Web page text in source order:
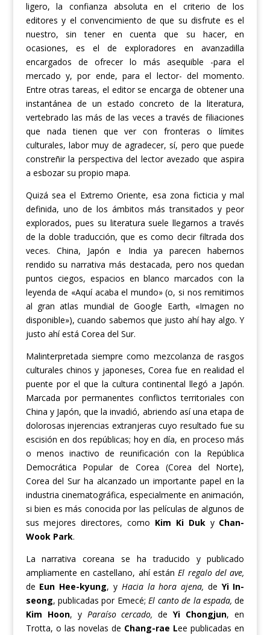
ligero, la confianza absoluta en el criterio de los
editores y el convencimiento de que su disfrute es el
nuestro, sin tener en cuenta que su hacer, en
ocasiones, es el de exploradores en avanzadilla
encargados de ofrecer lo más asequible -para el
mercado y, por ende, para el lector- del momento.
Entre otras tareas, el editor se encarga de obtener una
instantánea de un estado concreto de la literatura,
vertebrado las más de las veces a través de filiaciones
que nada tienen que ver con fronteras o límites
culturales, labor muy de agradecer, sí, pero que puede
constreñir la perspectiva del lector avezado que aspira
a esbozar su propio mapa.
Quizá sea el Extremo Oriente, esa zona ficticia y mal
definida, uno de los ámbitos más transitados y peor
explorados, pues su literatura suele llegarnos a través
de la doble traducción, que es como decir filtrada dos
veces. China, Japón e India ya parecen habernos
rendido su narrativa más destacada, pero nos quedan
puntos ciegos, espacios en blanco marcados con la
leyenda de «Aquí acaba el mundo» (o, si nos remitimos
al gran atlas mundial de Google Earth, «Imagen no
disponible»), cuando sabemos que justo ahí hay algo. Y
justo ahí está Corea del Sur.
Malinterpretada siempre como mezcolanza de rasgos
culturales chinos y japoneses, Corea fue en realidad el
puente por el que la cultura continental llegó a Japón.
Marcada por permanentes conflictos territoriales con
China y Japón, que la invadió, abriendo así una etapa de
dolorosas injerencias extranjeras cuyo resultado fue su
escisión en dos repúblicas; hoy en día, en proceso más
o menos inactivo de reunificación con la República
Democrática Popular de Corea (Corea del Norte),
Corea del Sur ha alcanzado un importante papel en la
industria cinematográfica, especialmente en animación,
si bien es más conocida por las películas de algunos de
sus mejores directores, como Kim Ki Duky Chan-
Wook Park.
La narrativa coreana se ha traducido y publicado
ampliamente en castellano, ahí estánEl regalo del ave,
de Eun Hee-kyung, y Hacia la hora ajena, de Yi In-
seong, publicadas por Emecé;El canto de la espada, de
Kim Hoon, y Paraíso cercado, deYi Chongjun, en
Trotta, o las novelas de Chang-rae Lee publicadas en